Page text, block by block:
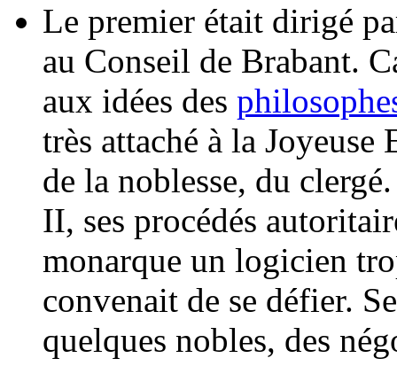
Le premier était dirigé
au Conseil de Brabant.
aux idées des
très attaché à la
de la noblesse, du
II, ses procédés
monarque un logicien
convenait de se défier.
quelques nobles, des